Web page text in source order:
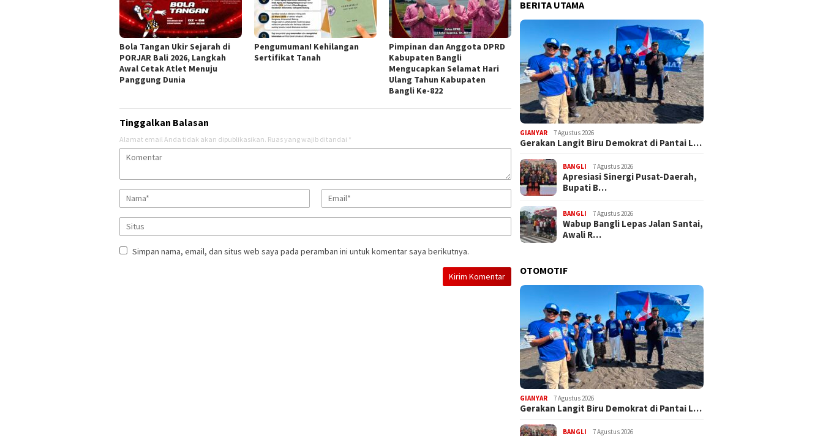
Bola Tangan Ukir Sejarah di
PORJAR Bali 2026, Langkah
Awal Cetak Atlet Menuju
Panggung Dunia
Pengumuman! Kehilangan
Sertifikat Tanah
Pimpinan dan Anggota DPRD
Kabupaten Bangli
Mengucapkan Selamat Hari
Ulang Tahun Kabupaten
Bangli Ke-822
Tinggalkan Balasan
Alamat email Anda tidak akan dipublikasikan. Ruas yang wajib ditandai *
Simpan nama, email, dan situs web saya pada peramban ini untuk komentar saya berikutnya.
BERITA UTAMA
GIANYAR 7 Agustus 2026
Gerakan Langit Biru Demokrat di Pantai L…
BANGLI 7 Agustus 2026
Apresiasi Sinergi Pusat-Daerah,
Bupati B…
BANGLI 7 Agustus 2026
Wabup Bangli Lepas Jalan Santai,
Awali R…
OTOMOTIF
GIANYAR 7 Agustus 2026
Gerakan Langit Biru Demokrat di Pantai L…
BANGLI 7 Agustus 2026